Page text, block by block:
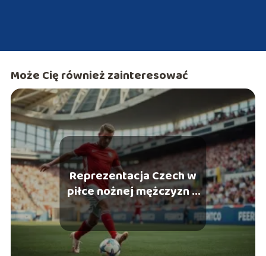
Może Cię również zainteresować
Reprezentacja Czech w
piłce nożnej mężczyzn –
historia, sukcesy, gwiazdy